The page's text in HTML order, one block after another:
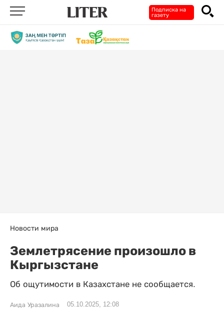
Подписка на
газету
Новости мира
Землетрясение произошло в
Кыргызстане
Об ощутимости в Казахстане не сообщается.
Аида Уразалина 05.10.2025, 12:08